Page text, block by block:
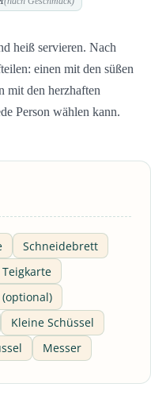
heiß servieren. Nach
einen mit den süßen
mit den herzhaften
Person wählen kann.
Schneidebrett
Kleine Schüssel
Messer